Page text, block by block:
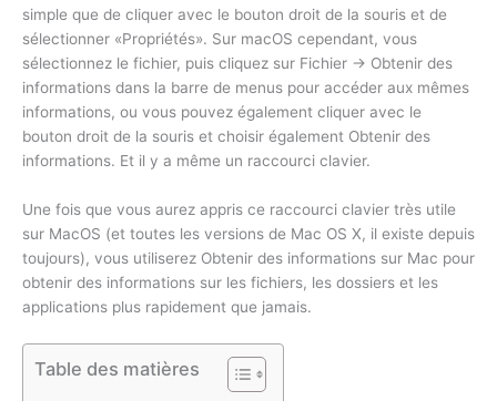
simple que de cliquer avec le bouton droit de la souris et de
sélectionner «Propriétés». Sur macOS cependant, vous
sélectionnez le fichier, puis cliquez sur Fichier -> Obtenir des
informations dans la barre de menus pour accéder aux mêmes
informations, ou vous pouvez également cliquer avec le
bouton droit de la souris et choisir également Obtenir des
informations. Et il y a même un raccourci clavier.
Une fois que vous aurez appris ce raccourci clavier très utile
sur MacOS (et toutes les versions de Mac OS X, il existe depuis
toujours), vous utiliserez Obtenir des informations sur Mac pour
obtenir des informations sur les fichiers, les dossiers et les
applications plus rapidement que jamais.
Table des matières